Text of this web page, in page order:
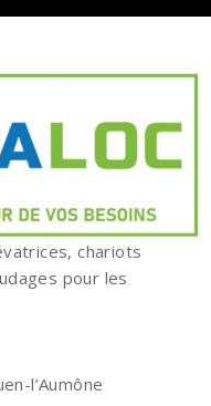
chariots
pour les
l’Aumône